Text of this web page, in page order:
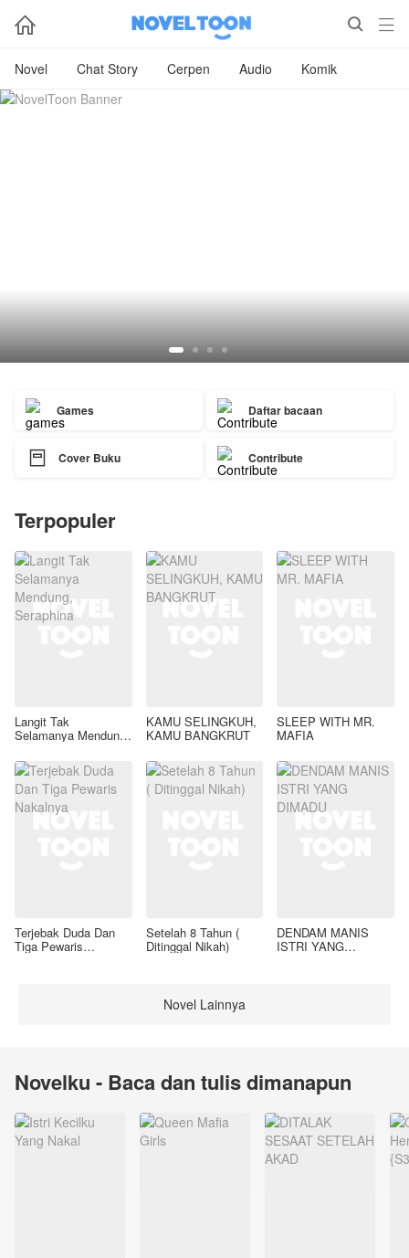
  
Novel Chat Story Cerpen Audio Komik
Games Daftar bacaan
 Cover Buku Contribute
Terpopuler
Langit Tak
Selamanya Mendung,
KAMU SELINGKUH,
KAMU BANGKRUT
SLEEP WITH MR.
MAFIA
Terjebak Duda Dan
Tiga Pewaris
Setelah 8 Tahun (
Ditinggal Nikah)
DENDAM MANIS
ISTRI YANG
Novel Lainnya
Novelku - Baca dan tulis dimanapun